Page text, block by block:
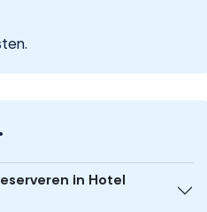
in Hotel